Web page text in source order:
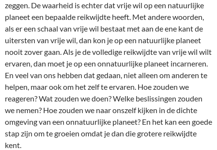
zeggen. De waarheid is echter dat vrije wil op een natuurlijke
planeet een bepaalde reikwijdte heeft. Met andere woorden,
als er een schaal van vrije wil bestaat met aan de ene kant de
uitersten van vrije wil, dan kon je op een natuurlijke planeet
nooit zover gaan. Als je de volledige reikwijdte van vrije wil wilt
ervaren, dan moet je op een onnatuurlijke planeet incarneren.
En veel van ons hebben dat gedaan, niet alleen om anderen te
helpen, maar ook om het zelf te ervaren. Hoe zouden we
reageren? Wat zouden we doen? Welke beslissingen zouden
we nemen? Hoe zouden we naar onszelf kijken in de dichte
omgeving van een onnatuurlijke planeet? En het kan een goede
stap zijn om te groeien omdat je dan die grotere reikwijdte
kent.